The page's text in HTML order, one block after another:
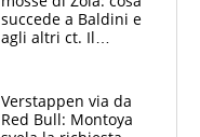
succede a Baldini e
agli altri ct. Il
azzurri
Verstappen via da
Red Bull: Montoya